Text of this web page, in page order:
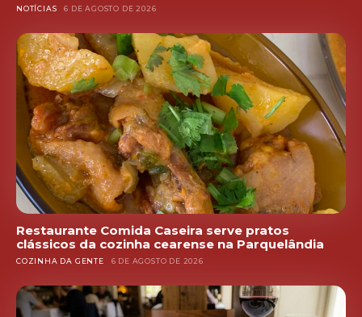
NOTÍCIAS 6 DE AGOSTO DE 2026
Restaurante Comida Caseira serve pratos
clássicos da cozinha cearense na Parquelândia
COZINHA DA GENTE 6 DE AGOSTO DE 2026